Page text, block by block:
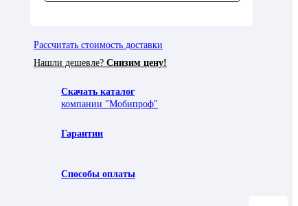
Рассчитать стоимость доставки
Нашли дешевле? Снизим цену!
Скачать каталог
компании "Мобипроф"
Гарантии
Способы оплаты